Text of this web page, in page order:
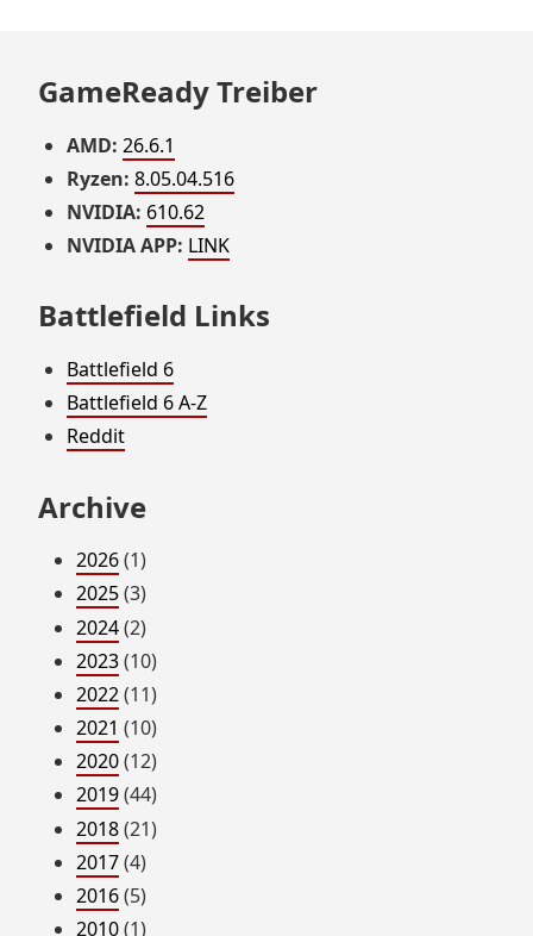
GameReady Treiber
AMD: 26.6.1
Ryzen: 8.05.04.516
NVIDIA: 610.62
NVIDIA APP: LINK
Battlefield Links
Battlefield 6
Battlefield 6 A-Z
Reddit
Archive
2026(1)
2025(3)
2024(2)
2023(10)
2022(11)
2021 (10)
2020(12)
2019(44)
2018(21)
2017(4)
2016(5)
2010(1)